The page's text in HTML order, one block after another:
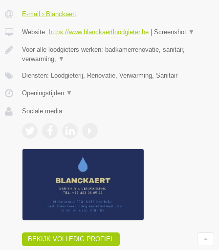
E-mail › Blanckaert
Website: https://www.blanckaertloodgieter.be Screenshot ▼
Voor alle loodgieters werken: badkamerrenovatie, sanitair,
verwarming,
▼
Diensten: Loodgieterij, Renovatie, Verwarming, Sanitair
Openingstijden ▼
Sociale media:
BEKIJK VOLLEDIG PROFIEL